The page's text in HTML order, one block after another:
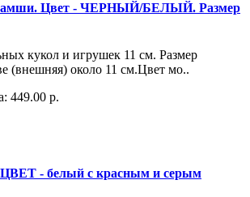
Цвет - ЧЕРНЫЙ/БЕЛЫЙ. Размер
кукол и игрушек 11 см. Размер
(внешняя) около 11 см.Цвет мо..
449.00 р.
ЦВЕТ - белый с красным и серым